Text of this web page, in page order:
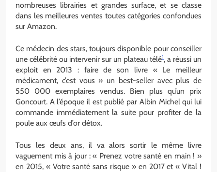
nombreuses librairies et grandes surface, et se classe
dans les meilleures ventes toutes catégories confondues
sur Amazon.
Ce médecin des stars, toujours disponible pour conseiller
une célébrité ou intervenir sur un plateau télé1, a réussi un
exploit en 2013 : faire de son livre « Le meilleur
médicament, c’est vous » un best-seller avec plus de
550 000 exemplaires vendus. Bien plus qu’un prix
Goncourt. A l’époque il est publié par Albin Michel qui lui
commande immédiatement la suite pour profiter de la
poule aux œufs d’or détox.
Tous les deux ans, il va alors sortir le même livre
vaguement mis à jour : « Prenez votre santé en main ! »
en 2015, « Votre santé sans risque » en 2017 et « Vital !